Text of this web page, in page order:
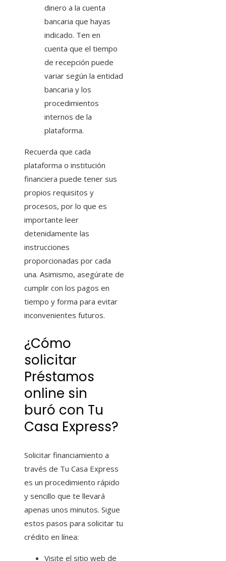
dinero a la cuenta
bancaria que hayas
indicado. Ten en
cuenta que el tiempo
de recepción puede
variar según la entidad
bancaria y los
procedimientos
internos de la
plataforma.
Recuerda que cada
plataforma o institución
financiera puede tener sus
propios requisitos y
procesos, por lo que es
importante leer
detenidamente las
instrucciones
proporcionadas por cada
una. Asimismo, asegúrate de
cumplir con los pagos en
tiempo y forma para evitar
inconvenientes futuros.
¿Cómo
solicitar
Préstamos
online sin
buró con Tu
Casa Express?
Solicitar financiamiento a
través de Tu Casa Express
es un procedimiento rápido
y sencillo que te llevará
apenas unos minutos. Sigue
estos pasos para solicitar tu
crédito en línea:
Visite el sitio web de